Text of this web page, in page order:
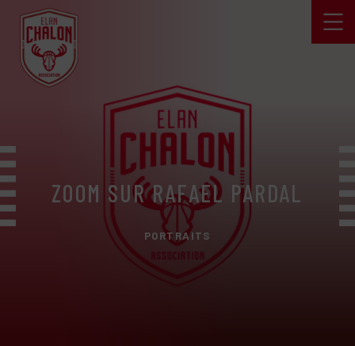
ZOOM SUR RAFAEL PARDAL
PORTRAITS